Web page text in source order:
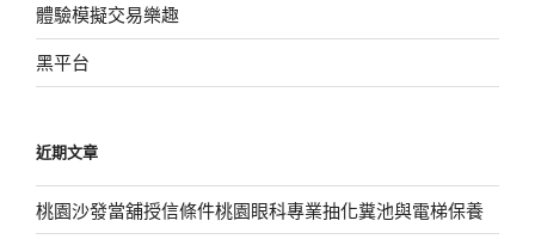
體驗模擬交易樂趣
黑平台
近期文章
桃園沙發當舖授信條件桃園眼科專業抽化糞池與電梯保養